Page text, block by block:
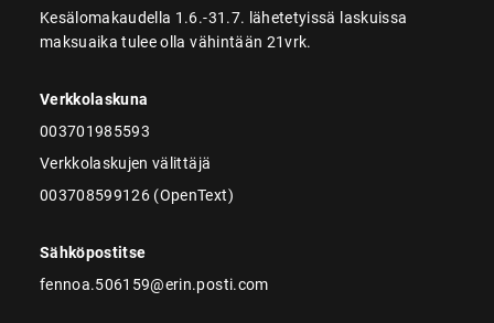
Kesälomakaudella 1.6.-31.7. lähetetyissä laskuissa
maksuaika tulee olla vähintään 21vrk.
Verkkolaskuna
003701985593
Verkkolaskujen välittäjä
003708599126 (OpenText)
Sähköpostitse
fennoa.506159@erin.posti.com